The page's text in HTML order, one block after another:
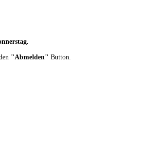
"Abmelden" Button.